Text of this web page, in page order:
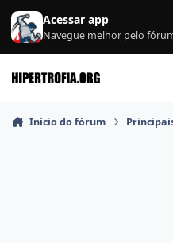
Ir para conteúdo
Acessar app
Navegue melhor pelo
Início do fórum